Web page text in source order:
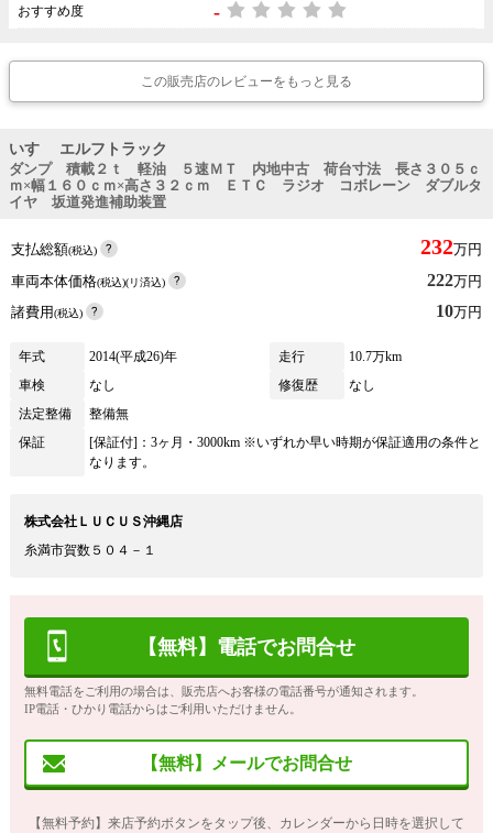
おすすめ度 -
この販売店のレビューをもっと見る
いすゞ エルフトラック
ダンプ 積載２ｔ 軽油 ５速ＭＴ 内地中古 荷台寸法 長さ３０５ｃ
ｍ×幅１６０ｃｍ×高さ３２ｃｍ ＥＴＣ ラジオ コボレーン ダブルタ
イヤ 坂道発進補助装置
支払総額(税込) 232万円
車両本体価格(税込)(リ済込) 222万円
諸費用(税込) 10万円
年式 2014(平成26)年 走行
10.7万km
車検
なし 修復歴
なし
法定整備
整備無
保証
[保証付]：3ヶ月・3000km ※いずれか早い時期が保証適用の条件と
なります。
株式会社ＬＵＣＵＳ沖縄店
糸満市賀数５０４－１
【無料】電話でお問合せ
無料電話をご利用の場合は、販売店へお客様の電話番号が通知されます。
IP電話・ひかり電話からはご利用いただけません。
【無料】メールでお問合せ
【無料予約】来店予約ボタンをタップ後、カレンダーから日時を選択して